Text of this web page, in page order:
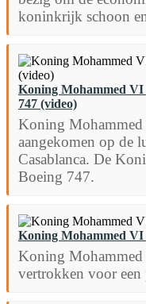
koninkrijk schoon
Koning Mohammed
747 (video)
Koning
aangekomen op de
Casablanca. De
Boeing 747.
Koning Mohammed
Koning Mohammed
vertrokken voor een